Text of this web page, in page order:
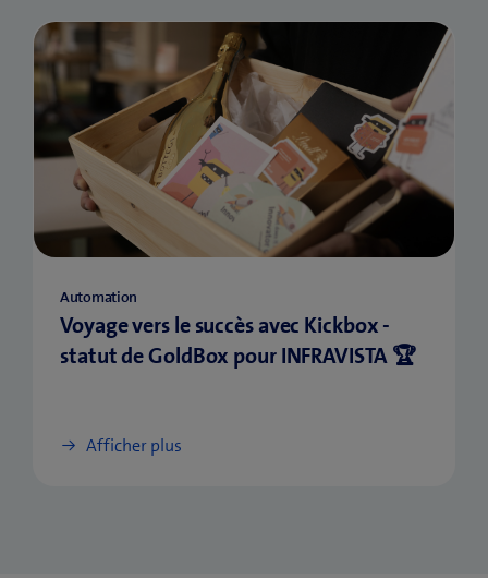
Automation
Voyage vers le succès avec Kickbox -
statut de GoldBox pour INFRAVISTA 🏆
Afficher plus